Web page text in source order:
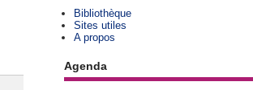
Bibliothèque
Sites utiles
A propos
Agenda